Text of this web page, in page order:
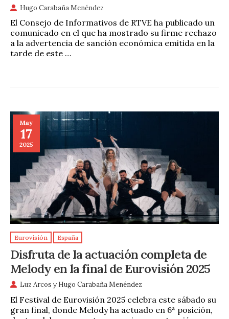
Hugo Carabaña Menéndez
El Consejo de Informativos de RTVE ha publicado un
comunicado en el que ha mostrado su firme rechazo
a la advertencia de sanción económica emitida en la
tarde de este …
May
17
2025
Eurovisión España
Disfruta de la actuación completa de
Melody en la final de Eurovisión 2025
Luz Arcos y Hugo Carabaña Menéndez
El Festival de Eurovisión 2025 celebra este sábado su
gran final, donde Melody ha actuado en 6ª posición,